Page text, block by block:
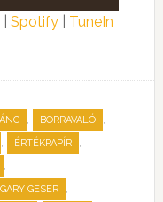
Spotify| TuneIn
, BORRAVALÓ ,
, ÉRTÉKPAPÍR ,
,
GARY GESER ,